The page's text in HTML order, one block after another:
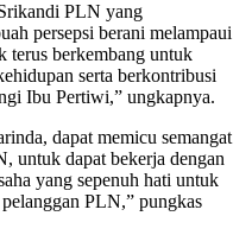
PLN yang
persepsi berani melampaui
terus berkembang untuk
serta berkontribusi
Ibu Pertiwi,” ungkapnya.
dapat memicu semangat
untuk dapat bekerja dengan
yang sepenuh hati untuk
PLN,” pungkas